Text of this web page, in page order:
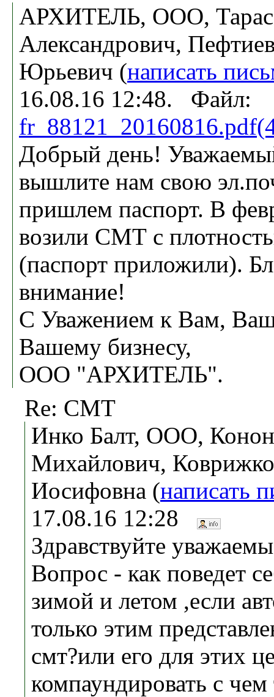
АРХИТЕЛЬ, ООО,
Александрович,
Юрьевич (написать
16.08.16 12:48. Файл:
Добрый день!
вышлите нам свою
пришлем паспорт. В
возили СМТ с
(паспорт приложили).
внимание!
С Уважением к Вам,
Вашему бизнесу,
ООО "АРХИТЕЛЬ".
Re: СМТ
Инко Балт, ООО,
Михайлович,
Иосифовна (написать
17.08.16 12:28
Здравствуйте
Вопрос - как поведет
зимой и летом ,если
только этим
смт?или его для этих
компаундировать с чем